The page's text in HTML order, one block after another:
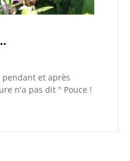
et après
n'a pas dit " Pouce !